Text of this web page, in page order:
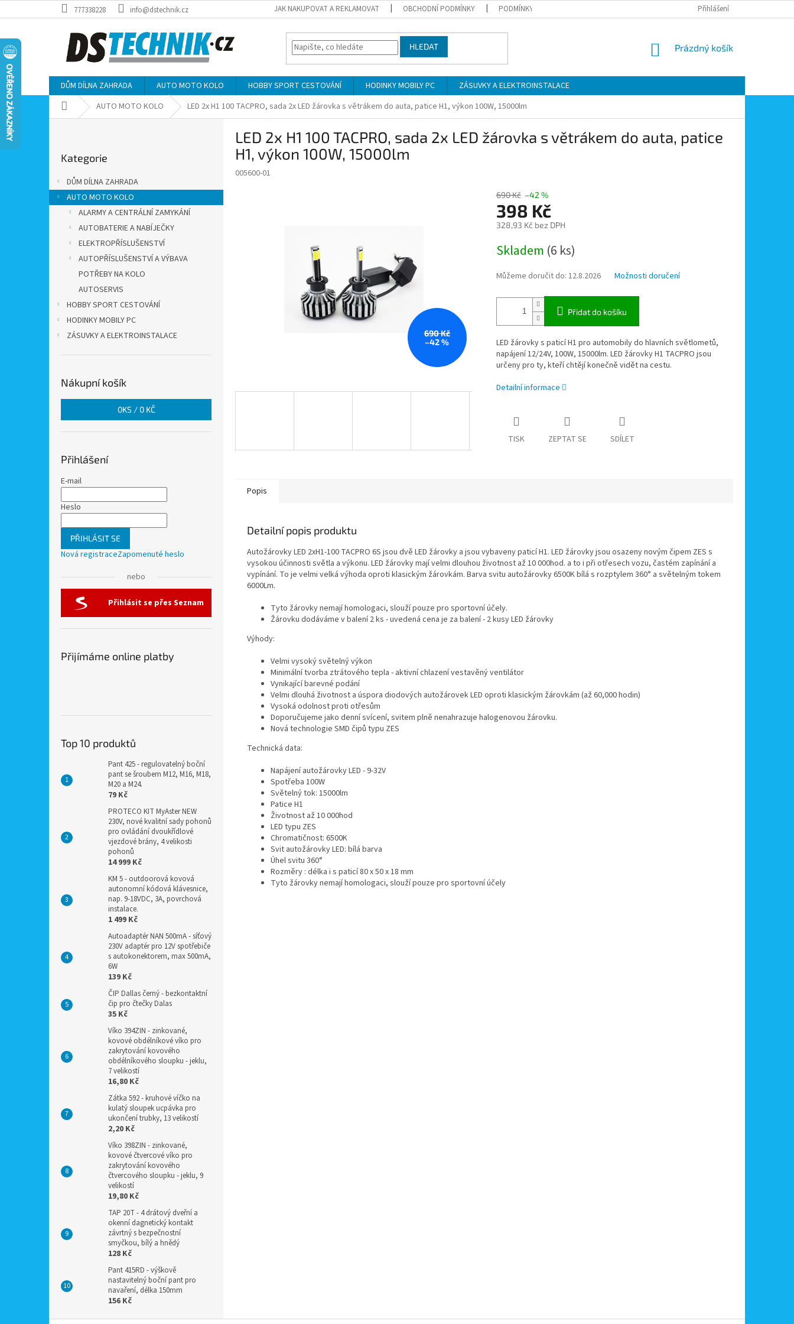
na
777338228 info@dstechnik.cz JAK NAKUPOVAT A REKLAMOVAT OBCHODNÍ PODMÍNKY PODMÍNKY OCHRANY OSOBNÍCH ÚDAJŮ MOJE OBJEDNÁVKA
Přihlášení
HLEDAT
NÁKUPNÍ
Prázdný košík
DŮM DÍLNA ZAHRADA AUTO MOTO KOLO HOBBY SPORT CESTOVÁNÍ HODINKY MOBILY PC
ZÁSUVKY A ELEKTROINSTALACE
Domů AUTO MOTO KOLO LED 2x H1 100 TACPRO, sada 2x LED žárovka s větrákem do auta, patice H1, výkon 100W, 15000lm
a
n
kategorie
Kategorie
DŮM DÍLNA ZAHRADA
AUTO MOTO KOLO
ALARMY A CENTRÁLNÍ ZAMYKÁNÍ
AUTOBATERIE A NABÍJEČKY
ELEKTROPŘÍSLUŠENSTVÍ
AUTOPŘÍSLUŠENSTVÍ A VÝBAVA
POTŘEBY NA KOLO
AUTOSERVIS
HOBBY SPORT CESTOVÁNÍ
HODINKY MOBILY PC
ZÁSUVKY A ELEKTROINSTALACE
Nákupní košík
0KS / 0 KČ
Přihlášení
E-mail
Heslo
PŘIHLÁSIT SE
Nová registraceZapomenuté heslo
nebo
Přihlásit se přes Seznam
Přijímáme online platby
Top 10 produktů
Pant 425 - regulovatelný boční
pant se šroubem M12, M16, M18,
M20 a M24.
79 Kč
PROTECO KIT MyAster NEW
230V, nové kvalitní sady pohonů
pro ovládání dvoukřídlové
vjezdové brány, 4 velikosti
pohonů
14 999 Kč
KM 5 - outdoorová kovová
autonomní kódová klávesnice,
nap. 9-18VDC, 3A, povrchová
instalace.
1 499 Kč
Autoadaptér NAN 500mA - síťový
230V adaptér pro 12V spotřebiče
s autokonektorem, max 500mA,
6W
139 Kč
ČIP Dallas černý - bezkontaktní
čip pro čtečky Dalas
35 Kč
Víko 394ZIN - zinkované,
kovové obdélníkové víko pro
zakrytování kovového
obdélníkového sloupku - jeklu,
7 velikostí
16,80 Kč
Zátka 592 - kruhové víčko na
kulatý sloupek ucpávka pro
ukončení trubky, 13 velikostí
2,20 Kč
Víko 398ZIN - zinkované,
kovové čtvercové víko pro
zakrytování kovového
čtvercového sloupku - jeklu, 9
velikostí
19,80 Kč
TAP 20T - 4 drátový dveřní a
okenní dagnetický kontakt
závrtný s bezpečnostní
smyčkou, bílý a hnědý
128 Kč
Pant 415RD - výškově
nastavitelný boční pant pro
navaření, délka 150mm
156 Kč
LED 2x H1 100 TACPRO, sada 2x LED žárovka s větrákem do auta, patice
H1, výkon 100W, 15000lm
005600-01
690 Kč
–42 %
690 Kč –42 %
398 Kč
328,93 Kč bez DPH
cena:
Skladem (6 ks)
Můžeme doručit do: 12.8.2026 Možnosti doručení
Přidat do košíku
LED žárovky s paticí H1 pro automobily do hlavních světlometů,
napájení 12/24V, 100W, 15000lm. LED žárovky H1 TACPRO jsou
určeny pro ty, kteří chtějí konečně vidět na cestu.
Detailní informace
TISK ZEPTAT SE SDÍLET
Popis
Detailní popis produktu
Autožárovky LED 2xH1-100 TACPRO 6S jsou dvě LED žárovky a jsou vybaveny paticí H1. LED žárovky jsou osazeny novým čipem ZES s
vysokou účinnosti světla a výkonu. LED žárovky mají velmi dlouhou životnost až 10 000hod. a to i při otřesech vozu, častém zapínání a
vypínání. To je velmi velká výhoda oproti klasickým žárovkám. Barva svitu autožárovky 6500K bílá s rozptylem 360° a světelným tokem
6000Lm.
Tyto žárovky nemají homologaci, slouží pouze pro sportovní účely.
Žárovku dodáváme v balení 2 ks - uvedená cena je za balení - 2 kusy LED žárovky
Výhody:
Velmi vysoký světelný výkon
Minimální tvorba ztrátového tepla - aktivní chlazení vestavěný ventilátor
Vynikající barevné podání
Velmi dlouhá životnost a úspora diodových autožárovek LED oproti klasickým žárovkám (až 60,000 hodin)
Vysoká odolnost proti otřesům
Doporučujeme jako denní svícení, svitem plně nenahrazuje halogenovou žárovku.
Nová technologie SMD čipů typu ZES
Technická data:
Napájení autožárovky LED - 9-32V
Spotřeba 100W
Světelný tok: 15000lm
Patice H1
Životnost až 10 000hod
LED typu ZES
Chromatičnost: 6500K
Svit autožárovky LED: bílá barva
Úhel svitu 360°
Rozměry : délka i s paticí 80 x 50 x 18 mm
Tyto žárovky nemají homologaci, slouží pouze pro sportovní účely